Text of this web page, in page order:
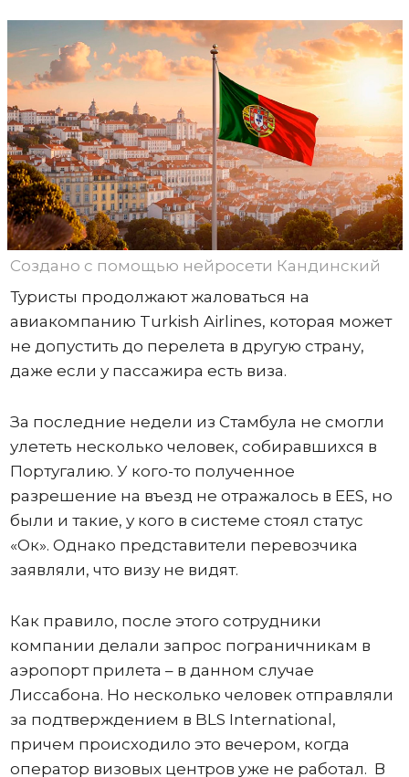
Создано с помощью нейросети Кандинский
Туристы продолжают жаловаться на
авиакомпанию Turkish Airlines, которая может
не допустить до перелета в другую страну,
даже если у пассажира есть виза.
За последние недели из Стамбула не смогли
улететь несколько человек, собиравшихся в
Португалию. У кого-то полученное
разрешение на въезд не отражалось в ЕЕS, но
были и такие, у кого в системе стоял статус
«Ок». Однако представители перевозчика
заявляли, что визу не видят.
Как правило, после этого сотрудники
компании делали запрос пограничникам в
аэропорт прилета – в данном случае
Лиссабона. Но несколько человек отправляли
за подтверждением в BLS International,
причем происходило это вечером, когда
оператор визовых центров уже не работал. В